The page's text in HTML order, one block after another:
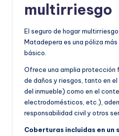
multirriesgo
El seguro de hogar
Matadepera es una póliza
básico.
Ofrece una amplia protección
de daños y riesgos, tanto en
del inmueble) como en el
electrodomésticos, etc.),
responsabilidad civil y otros
Coberturas incluidas en un